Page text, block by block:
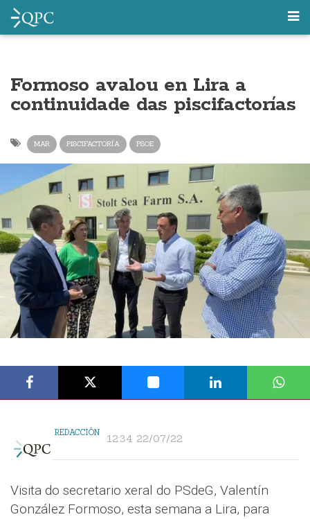
Formoso avalou en Lira a
continuidade das piscifactorías
MAR PISCIFACTORÍA PSOE
REDACCIÓN 12:34 22/07/22
Visita do secretario xeral do PSdeG, Valentín
González Formoso, esta semana a Lira, para